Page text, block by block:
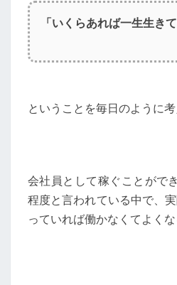
「いくらあれば一生生き
ということを毎日のように考
会社員として稼ぐことがで
程度と言われている中で、
っていれば働かなくてよく